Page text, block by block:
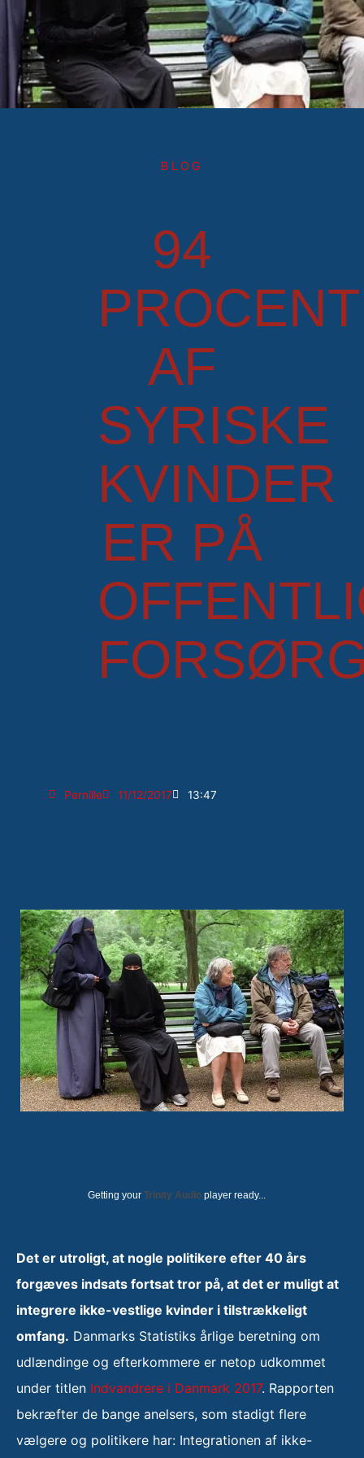
BLOG
94
PROCENT
AF
SYRISKE
KVINDER
ER PÅ
Pernille 11/12/2017 13:47
Getting your Trinity Audio player ready...
Det er utroligt, at nogle politikere efter 40 års
forgæves indsats fortsat tror på, at det er muligt at
integrere ikke-vestlige kvinder i tilstrækkeligt
omfang. Danmarks Statistiks årlige beretning om
udlændinge og efterkommere er netop udkommet
under titlen Indvandrere i Danmark 2017. Rapporten
bekræfter de bange anelsers, som stadigt flere
vælgere og politikere har: Integrationen af ikke-